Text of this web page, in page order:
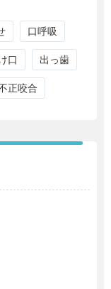
口呼吸
口 出っ歯
正咬合